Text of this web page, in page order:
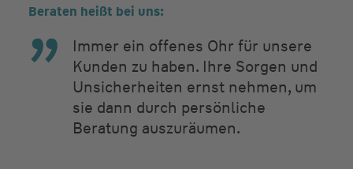
Beraten heißt bei uns:
Immer ein offenes Ohr für unsere
Kunden zu haben. Ihre Sorgen und
Unsicherheiten ernst nehmen, um
sie dann durch persönliche
Beratung auszuräumen.